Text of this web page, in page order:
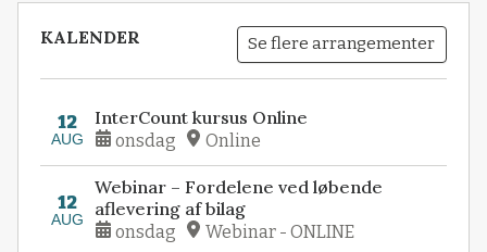
KALENDER Se flere arrangementer
12
AUG
InterCount kursus Online
onsdag Online
12
AUG
Webinar – Fordelene ved løbende
aflevering af bilag
onsdag Webinar - ONLINE